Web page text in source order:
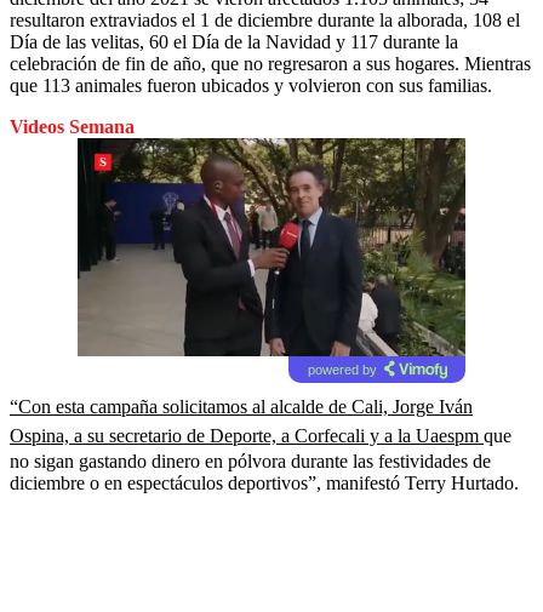
resultaron extraviados el 1 de diciembre durante la alborada, 108 el
Día de las velitas, 60 el Día de la Navidad y 117 durante la
celebración de fin de año, que no regresaron a sus hogares. Mientras
que 113 animales fueron ubicados y volvieron con sus familias.
Videos Semana
powered by
“Con esta campaña solicitamos al alcalde de Cali, Jorge Iván
Ospina, a su secretario de Deporte, a Corfecali y a la Uaespm que
no sigan gastando dinero en pólvora durante las festividades de
diciembre o en espectáculos deportivos”, manifestó Terry Hurtado.